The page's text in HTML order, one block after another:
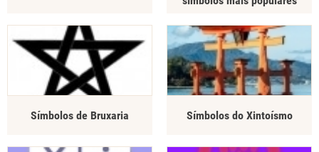
Símbolos de Bruxaria Símbolos do Xintoísmo